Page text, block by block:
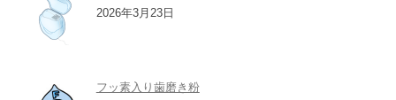
2026年3月23日
フッ素入り歯磨き粉